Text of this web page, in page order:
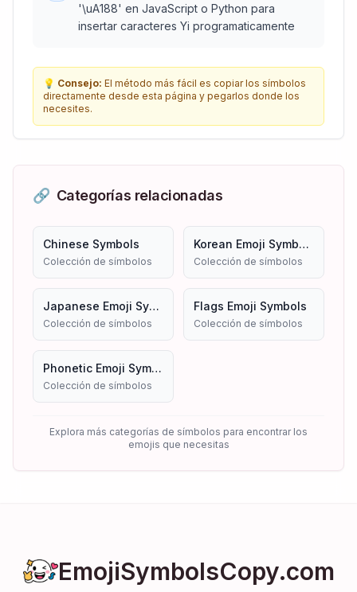
'\uA188' en JavaScript o Python para
insertar caracteres Yi programaticamente
💡 Consejo: El método más fácil es copiar los símbolos
directamente desde esta página y pegarlos donde los
necesites.
🔗 Categorías relacionadas
Chinese Symbols
Colección de símbolos
Korean Emoji Symbols
Colección de símbolos
Japanese Emoji Symbols
Colección de símbolos
Flags Emoji Symbols
Colección de símbolos
Phonetic Emoji Symbols
Colección de símbolos
Explora más categorías de símbolos para encontrar los
emojis que necesitas
EmojiSymbolsCopy.com